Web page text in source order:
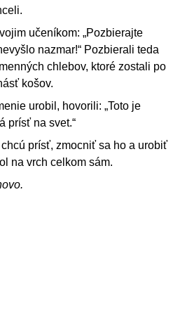
učeníkom: „Pozbierajte
nazmar!“ Pozbierali teda
chlebov, ktoré zostali po
košov.
urobil, hovorili: „Toto je
prísť na svet.“
prísť, zmocniť sa ho a urobiť
na vrch celkom sám.